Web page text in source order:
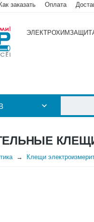
Как заказать Оплата
КЛЕЩИ
Клещи